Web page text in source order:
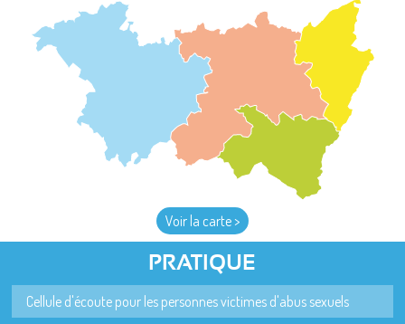
Voir la carte >
PRATIQUE
Cellule d'écoute pour les personnes victimes d'abus sexuels